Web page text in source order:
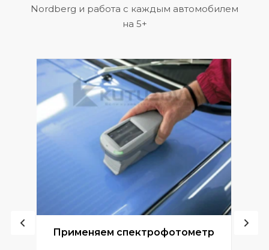
Nordberg и работа с каждым автомобилем
на 5+
Применяем спектрофотометр